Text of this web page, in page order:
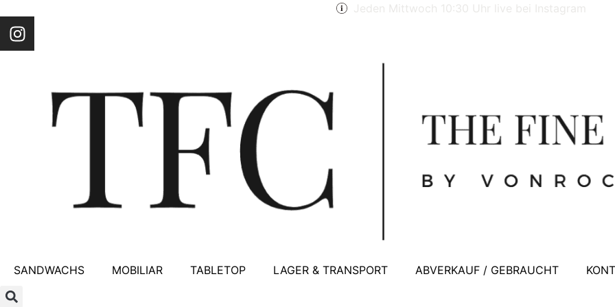
Jeden Mittwoch 10:30 Uhr live bei Instagram
SANDWACHS MOBILIAR TABLETOP LAGER & TRANSPORT ABVERKAUF / GEBRAUCHT